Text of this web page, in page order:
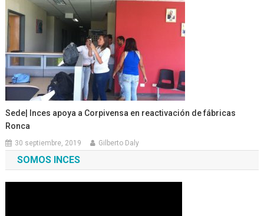
Sede| Inces apoya a Corpivensa en reactivación de fábricas
Ronca
30 septiembre, 2019 Gilberto Daly
SOMOS INCES